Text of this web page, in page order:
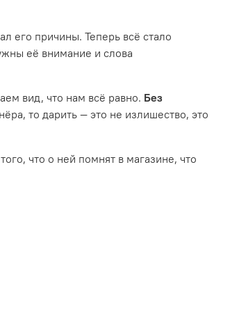
его причины. Теперь всё стало
её внимание и слова
вид, что нам всё равно. Без
то дарить — это не излишество, это
что о ней помнят в магазине, что